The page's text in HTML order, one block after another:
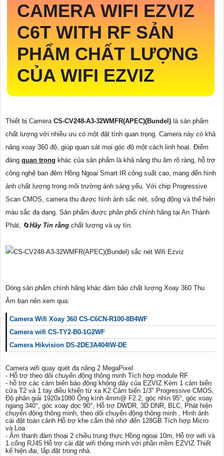
CAMERA WIFI EZVIZ
C6T WITH RF SẢN
PHẨM CHẤT LƯỢNG
CỦA WIFI EZVIZ
Thiết bị Camera CS-CV248-A3-32WMFR(APEC)(Bundel) là sản phẩm
chất lượng với nhiều ưu có một đặt tính quan trọng. Camera này có khả
năng xoay 360 độ, giúp quan sát mọi góc độ một cách linh hoạt. Điểm
đáng quan trọng khác của sản phẩm là khả năng thu âm rõ ràng, hỗ trợ
công nghệ ban đêm Hồng Ngoại Smart IR công suất cao, mang đến hình
ảnh chất lượng trong môi trường ánh sáng yếu. Với chip Progressive
Scan CMOS, camera thu được hình ảnh sắc nét, sống động và thể hiện
màu sắc đa dạng. Sản phẩm được phân phối chính hãng tại An Thành
Phát, 🔄Hãy Tin rằng chất lượng và uy tín.
Dòng sản phẩm chính hãng khác đảm bảo chất lượng Xoay 360 Thu
Âm bạn nên xem qua:
Camera Wifi Xoay 360 CS-C6CN-R100-8B4WF
Camera wifi CS-TY2-B0-1G2WF
Camera Hikvision DS-2DE3A404IW-DE
Camera wifi quay quét đa năng 2 MegaPixel
- Hỗ trợ theo dõi chuyển động thông minh Tích hợp module RF
- hỗ trợ các cảm biến báo động không dây của EZVIZ Kèm 1 cảm biến
cửa T2 và 1 tay điều khiển từ xa K2 Cảm biến 1/3" Progressive CMOS,
Độ phân giải 1920x1080 Ống kính 4mm@ F2.2, góc nhìn 95°, góc xoay
ngang 340°, góc xoay dọc 90°, Hỗ trợ DWDR, 3D DNR, BLC, Phát hiện
chuyển động thông minh, theo dõi chuyển động thông minh , Hình ảnh
cài đặt toàn cảnh Hỗ trợ khe cắm thẻ nhớ đến 128GB Tích hợp Micro
và Loa
- Âm thanh đàm thoại 2 chiều trung thực Hồng ngoại 10m, Hỗ trợ wifi và
1 cổng RJ45 Hỗ trợ cài đặt wifi thông minh với phần mềm EZVIZ Thiết
kế hiện đại, lắp đặt trong nhà.